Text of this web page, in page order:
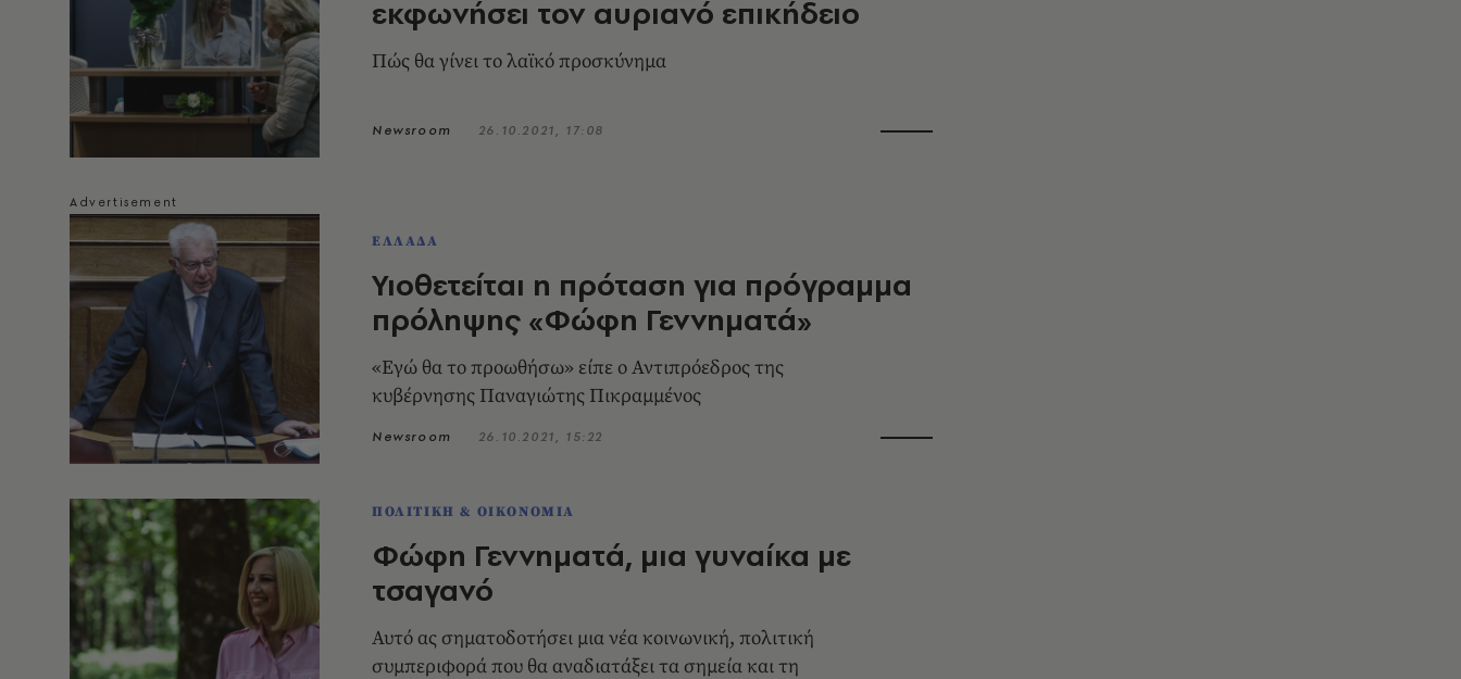
εκφωνήσει τον αυριανό επικήδειο
Πώς θα γίνει το λαϊκό προσκύνημα
Newsroom 26.10.2021, 17:08
ΕΛΛΑΔΑ
Υιοθετείται η πρόταση για πρόγραμμα
πρόληψης «Φώφη Γεννηματά»
«Εγώ θα το προωθήσω» είπε ο Αντιπρόεδρος της
κυβέρνησης Παναγιώτης Πικραμμένος
Newsroom 26.10.2021, 15:22
ΠΟΛΙΤΙΚΗ & ΟΙΚΟΝΟΜΙΑ
Φώφη Γεννηματά, μια γυναίκα με
τσαγανό
Αυτό ας σηματοδοτήσει μια νέα κοινωνική, πολιτική
συμπεριφορά που θα αναδιατάξει τα σημεία και τη